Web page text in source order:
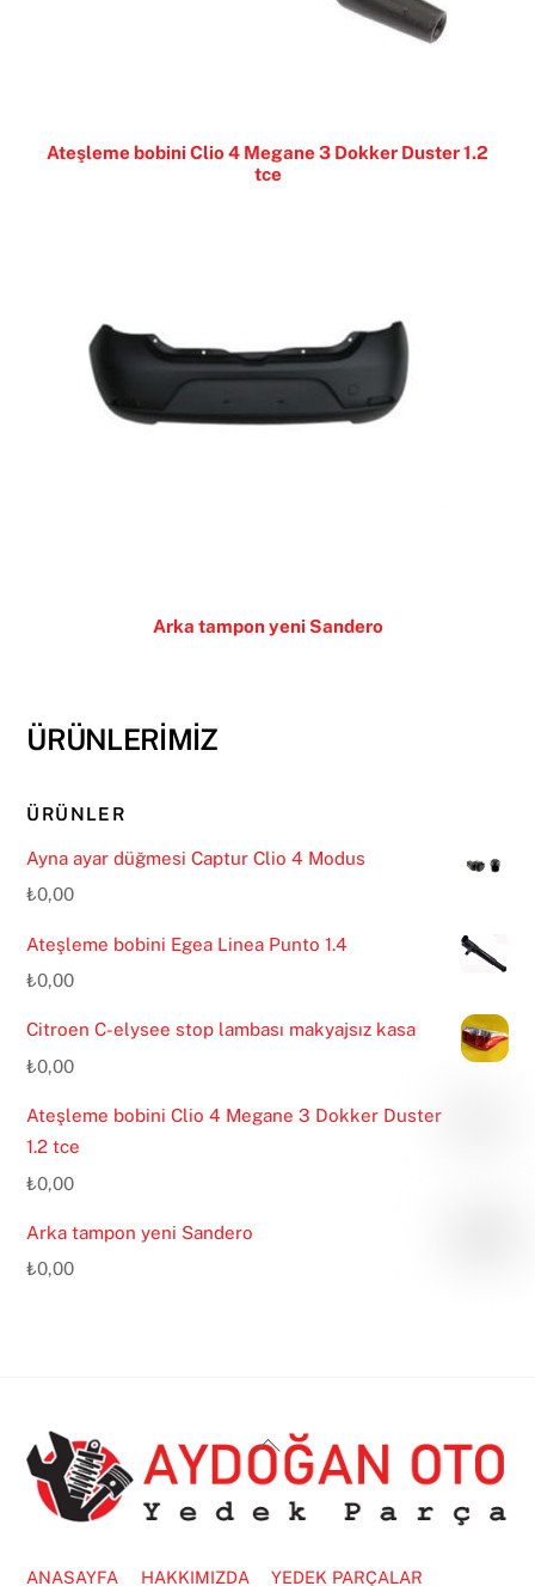
Ateşleme bobini Clio 4 Megane 3 Dokker Duster 1.2
tce
Arka tampon yeni Sandero
ÜRÜNLERİMİZ
ÜRÜNLER
Ayna ayar düğmesi Captur Clio 4 Modus
₺0,00
Ateşleme bobini Egea Linea Punto 1.4
₺0,00
Citroen C-elysee stop lambası makyajsız kasa
₺0,00
Ateşleme bobini Clio 4 Megane 3 Dokker Duster
1.2 tce
₺0,00
Arka tampon yeni Sandero
₺0,00
Back
To
Top
ANASAYFA HAKKIMIZDA YEDEK PARÇALAR